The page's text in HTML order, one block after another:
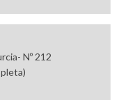
Nº 212